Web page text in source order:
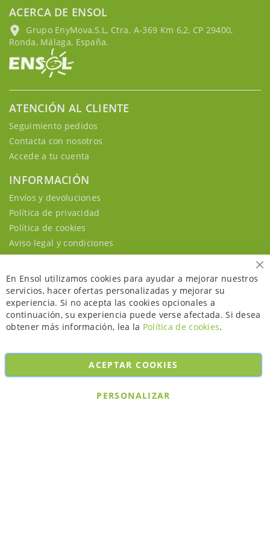
ACERCA DE ENSOL
Grupo EnyMova,S.L, Ctra. A-369 Km 6,2, CP 29400,
Ronda, Málaga, España.
ATENCIÓN AL CLIENTE
Seguimiento pedidos
Contacta con nosotros
Accede a tu cuenta
INFORMACIÓN
Envíos y devoluciones
Política de privacidad
Política de cookies
Aviso legal y condiciones
Copyright © 2026. All rights reserved. Powered byBobaly Partners.
En Ensol utilizamos cookies para ayudar a mejorar nuestros
servicios, hacer ofertas personalizadas y mejorar su
experiencia. Si no acepta las cookies opcionales a
continuación, su experiencia puede verse afectada. Si desea
obtener más información, lea la Política de cookies.
ACEPTAR COOKIES
PERSONALIZAR